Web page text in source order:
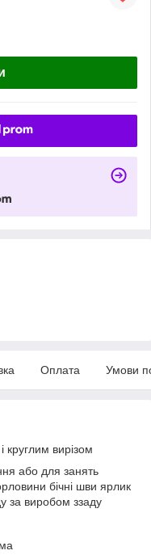
Оплата Умови
круглим вирізом
або для занять
бічні шви ярлик
за виробом ззаду